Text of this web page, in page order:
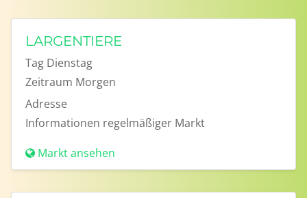
LARGENTIERE
Tag Dienstag
Zeitraum Morgen
Adresse
Informationen regelmäßiger Markt
Markt ansehen